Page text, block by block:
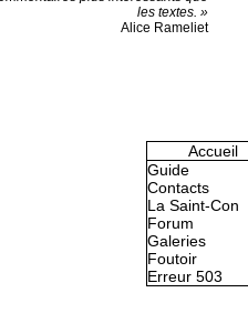
les textes. »
Alice Rameliet
Accueil
Guide
Contacts
La Saint-Con
Forum
Galeries
Foutoir
Erreur 503